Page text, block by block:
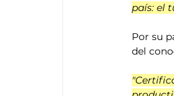
país: el
Por su
del